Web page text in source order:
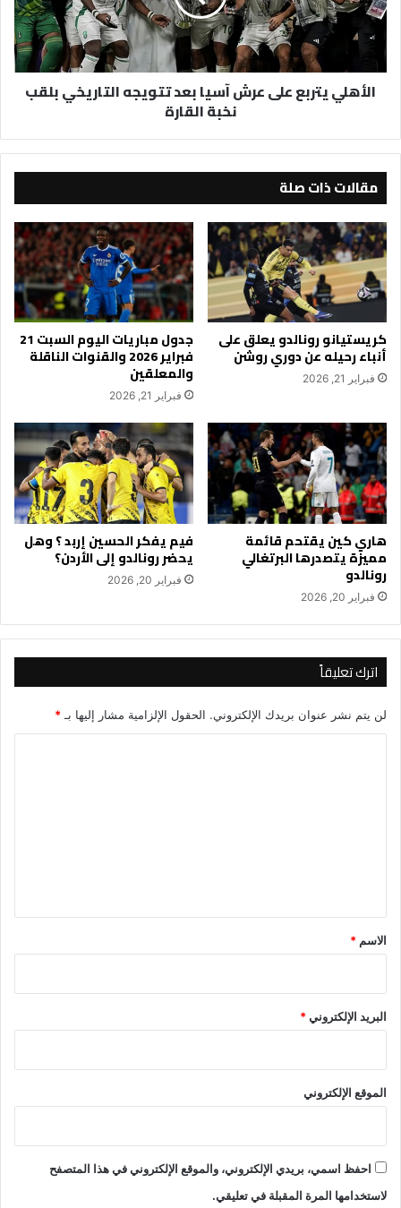
بعد
تتويجه
بلقب
نخبةالأهلي يتربع على عرش آسيا بعد تتويجه التاريخي بلقب
نخبة القارة
مقالات ذات صلة
كريستيانو رونالدو يعلق على
أنباء رحيله عن دوري روشن
فبراير 21, 2026
جدول مباريات اليوم السبت 21
فبراير 2026 والقنوات الناقلة
والمعلقين
فبراير 21, 2026
هاري كين يقتحم قائمة
مميزة يتصدرها البرتغالي
رونالدو
فبراير 20, 2026
فيم يفكر الحسين إربد ؟ وهل
يحضر رونالدو إلى الأردن؟
فبراير 20, 2026
اترك تعليقاً
لن يتم نشر عنوان بريدك الإلكتروني. الحقول الإلزامية مشار إليها بـ *
*
الاسم *
البريد الإلكتروني*
الموقع الإلكتروني
احفظ اسمي، بريدي الإلكتروني، والموقع الإلكتروني في هذا المتصفح
لاستخدامها المرة المقبلة في تعليقي.